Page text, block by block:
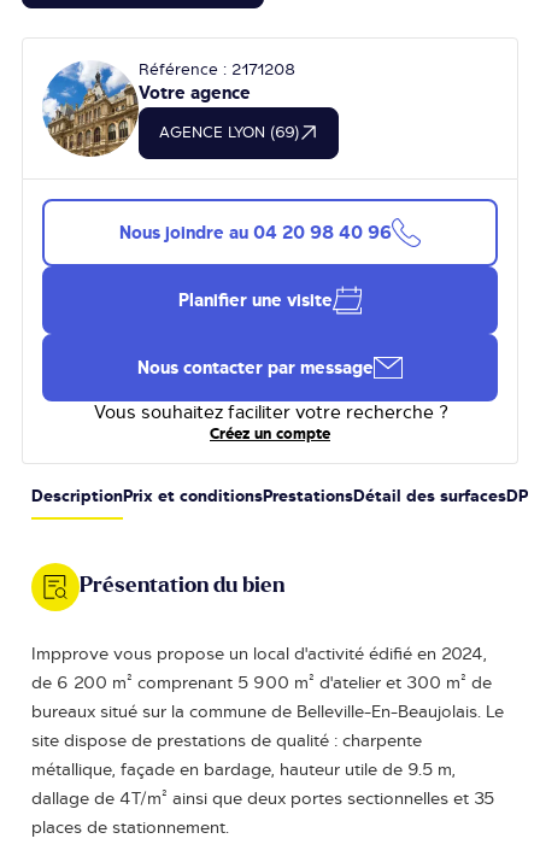
Référence : 2171208
Votre agence
AGENCE LYON (69)
Nous joindre au 04 20 98 40 96
Planifier une visite
Nous contacter par message
Vous souhaitez faciliter votre recherche ?
Créez un compte
Description Prix et conditions Prestations Détail des surfaces DPE
Présentation du bien
Impprove vous propose un local d'activité édifié en 2024,
de 6 200 m² comprenant 5 900 m² d'atelier et 300 m² de
bureaux situé sur la commune de Belleville-En-Beaujolais. Le
site dispose de prestations de qualité : charpente
métallique, façade en bardage, hauteur utile de 9.5 m,
dallage de 4T/m² ainsi que deux portes sectionnelles et 35
places de stationnement.